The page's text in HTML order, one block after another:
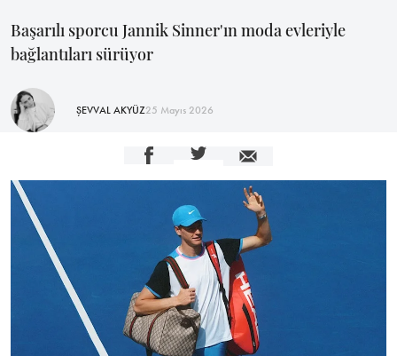
Başarılı sporcu Jannik Sinner'ın moda evleriyle
bağlantıları sürüyor
ŞEVVAL AKYÜZ25 Mayıs 2026